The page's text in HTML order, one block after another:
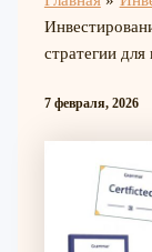
стратегии
7 февраля, 2026